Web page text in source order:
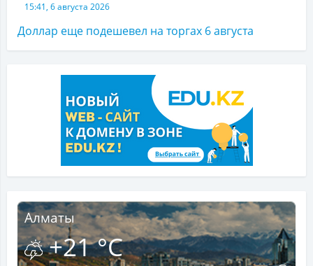
15:41, 6 августа 2026
Доллар еще подешевел на торгах 6 августа
Алматы
+21 °C